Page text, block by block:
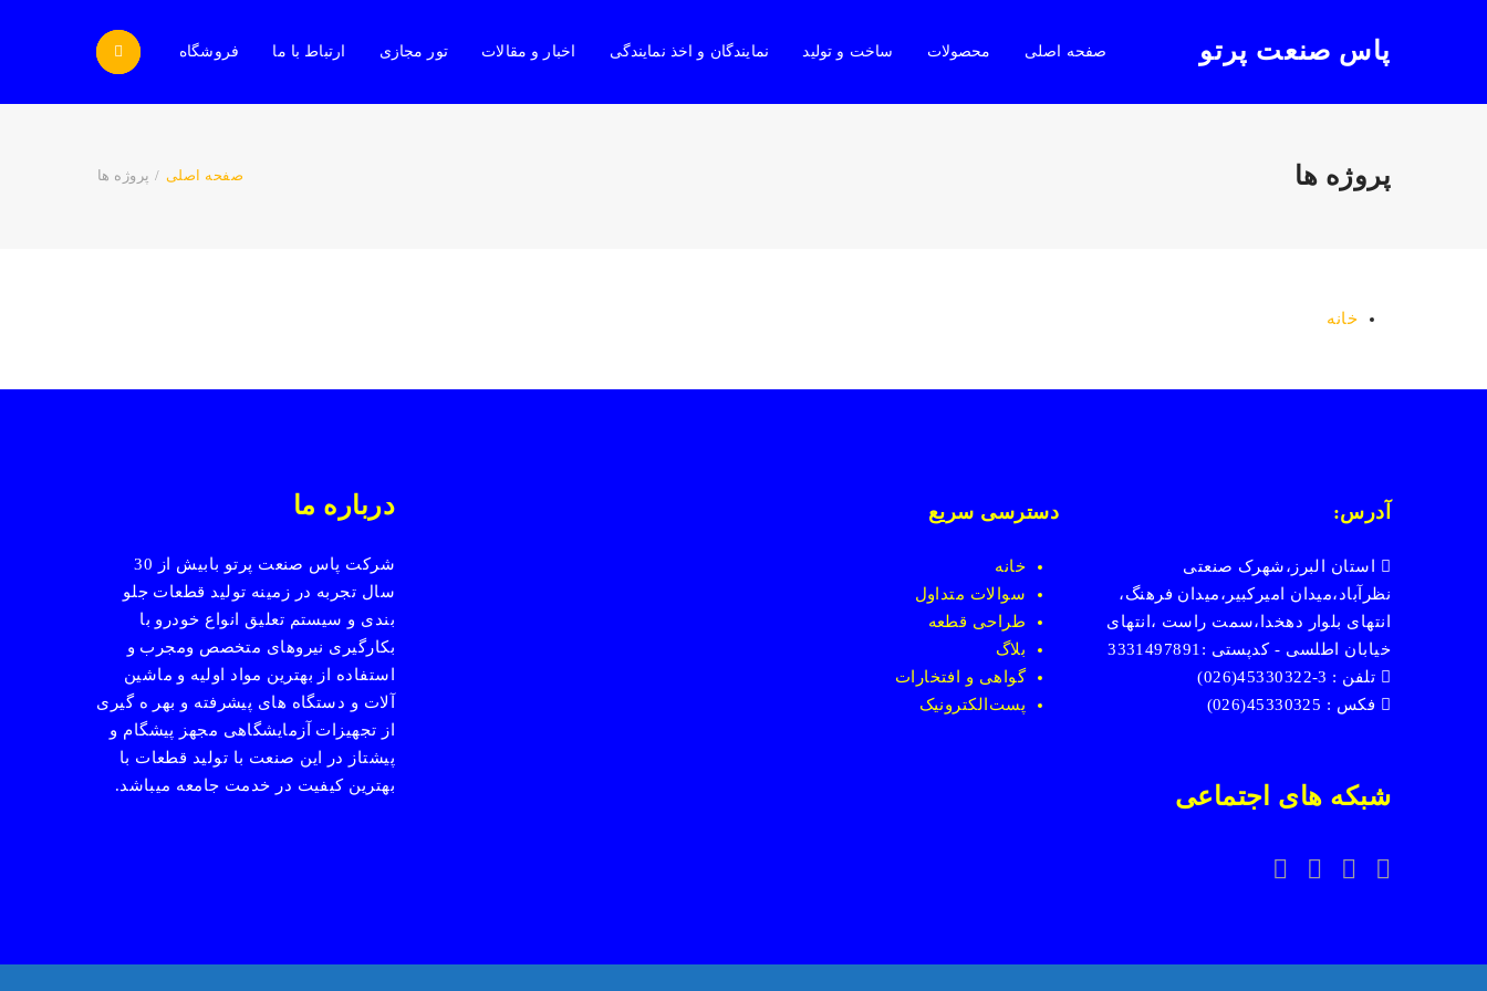
پاس صنعت پرتو صفحه اصلی محصولات ساخت و تولید نمایندگان و اخذ نمایندگی اخبار و مقالات تور مجازی ارتباط با ما فروشگاه
پروژه ها صفحه اصلی / پروژه ها
خانه
درباره ما
شرکت پاس صنعت پرتو بابیش از 30
سال تجربه در زمینه تولید قطعات جلو
بندی و سیستم تعلیق انواع خودرو با
بکارگیری نیروهای متخصص ومجرب و
استفاده از بهترین مواد اولیه و ماشین
آلات و دستگاه های پیشرفته و بهر ه گیری
از تجهیزات آزمایشگاهی مجهز پیشگام و
پیشتاز در این صنعت با تولید قطعات با
بهترین کیفیت در خدمت جامعه میباشد.
دسترسی سریع
خانه
سوالات متداول
طراحی قطعه
بلاگ
گواهی و افتخارات
پست الکترونیک
آدرس:
استان البرز،شهرک صنعتی
نظرآباد،میدان امیرکبیر،میدان فرهنگ،
انتهای بلوار دهخدا،سمت راست ،انتهای
خیابان اطلسی - کدپستی :3331497891
تلفن : 3-45330322(026)
فکس : 45330325(026)
شبکه های اجتماعی